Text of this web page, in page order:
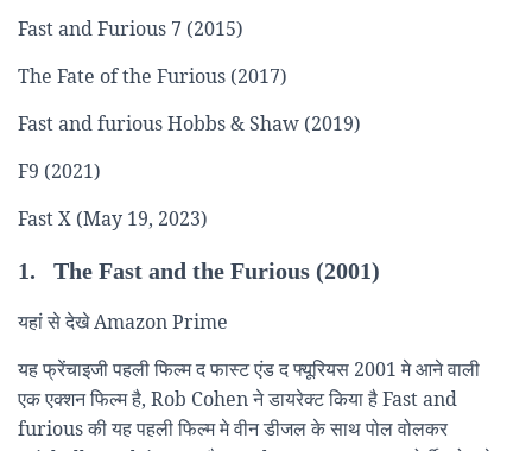
Fast and Furious 7 (2015)
The Fate of the Furious (2017)
Fast and furious Hobbs & Shaw (2019)
F9 (2021)
Fast X (May 19, 2023)
1. The Fast and the Furious (2001)
यहां से देखे Amazon Prime
यह फ्रेंचाइजी पहली फिल्म द फास्ट एंड द फ्यूरियस 2001 मे आने वाली
एक एक्शन फिल्म है, Rob Cohen ने डायरेक्ट किया है Fast and
furious की यह पहली फिल्म मे वीन डीजल के साथ पोल वोलकर